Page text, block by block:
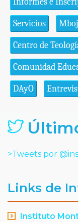
Servicios
Centro de
Comunidad
DAyO
>Tweets por
Links de
Instituto